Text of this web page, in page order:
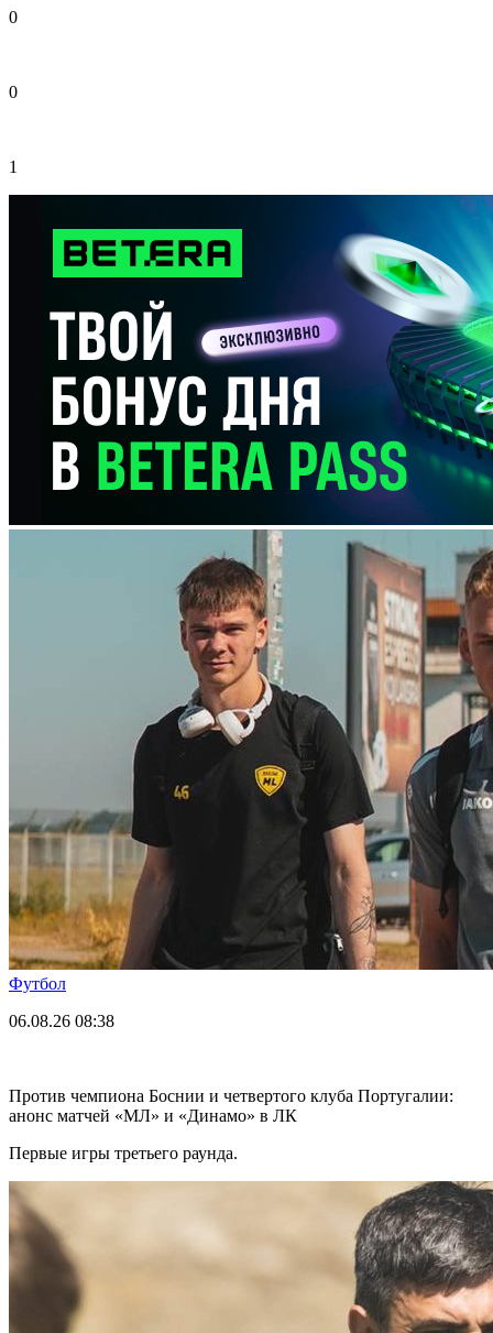
0
0
1
Футбол
06.08.26 08:38
Против чемпиона Боснии и четвертого клуба Португалии:
анонс матчей «МЛ» и «Динамо» в ЛК
Первые игры третьего раунда.